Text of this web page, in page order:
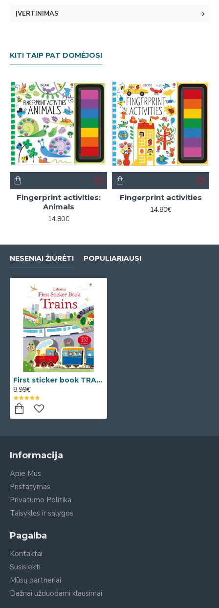
ĮVERTINIMAS
KITI TAIP PAT DOMĖJOSI
Fingerprint activities:
Animals
14.80€
Fingerprint activities
14.80€
NESENIAI ŽIŪRĖTI POPULIARIAUSI
First sticker book TRAINS (Lipdukų knyga)
8.99€
Informacija
Apie Mus
Pristatymas
Privatumo Politika
Taisyklės ir sąlygos
Pagalba
Kontaktai
Susisiekti
Mūsų partneriai
Dažnai užduodami klausimai